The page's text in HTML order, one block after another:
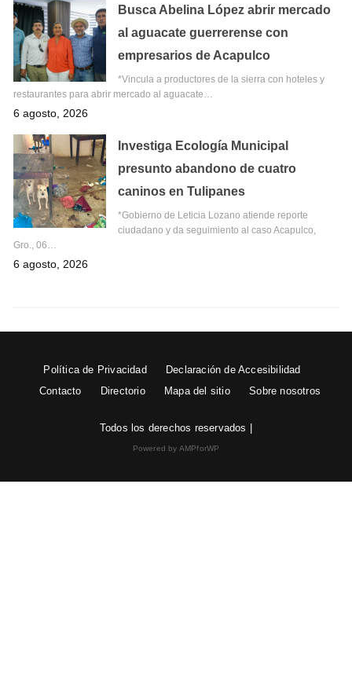
Busca Abelina López abrir mercado
al aguacate guerrerense con
empresarios de Acapulco
*Vincula a productores de la sierra con hoteles y
restaurantes para abrir mercado al aguacate…
6 agosto, 2026
Investiga Ecología Municipal
presunto abandono de cuatro
caninos en Tulipanes
*Gobierno de Leticia Lozano atiende reporte
ciudadano y da seguimiento al caso Acapulco,
Gro., 06…
6 agosto, 2026
Política de Privacidad
Declaración de Accesibilidad
Contacto
Directorio Mapa del sitio Sobre nosotros
Todos los derechos reservados |
Powered by AMPforWP